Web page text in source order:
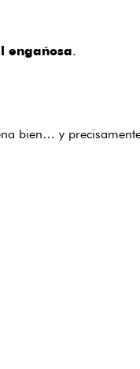
engañosa.
bien… y